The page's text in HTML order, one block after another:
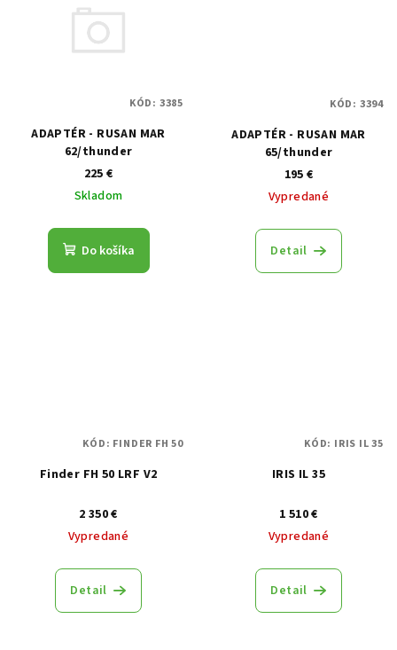
ADAPTÉR - RUSAN MAR
62/thunder
225 €
Skladom
Do košíka
KÓD: 3385
ADAPTÉR - RUSAN MAR
65/thunder
195 €
Vypredané
Detail
KÓD: 3394
Finder FH 50 LRF V2
2 350 €
Vypredané
Detail
KÓD: FINDER FH 50
IRIS IL 35
1 510 €
Vypredané
Detail
KÓD: IRIS IL 35